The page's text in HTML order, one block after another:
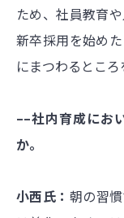
ため、社員教育
新卒採用を始め
にまつわるところ
––社内育成にお
か。
小西氏： 朝の習